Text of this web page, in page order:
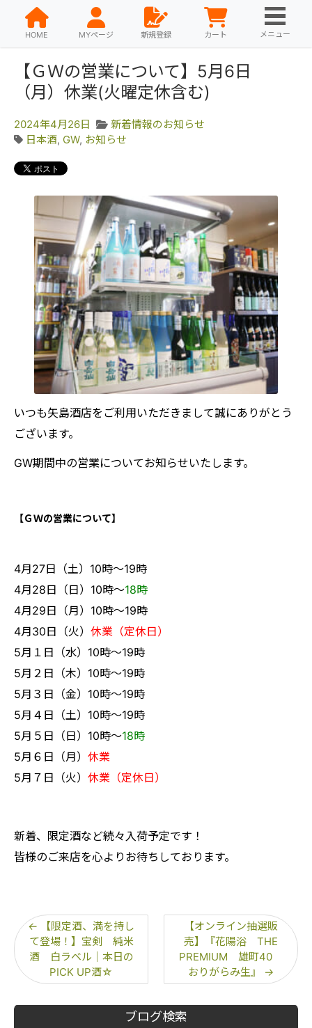
HOME MYページ 新規登録 カート メニュー
ブログ検索
【ＧＷの営業について】5月6日
（月）休業(火曜定休含む)
2024年4月26日
新着情報のお知らせ
日本酒, GW, お知らせ
いつも矢島酒店をご利用いただきまして誠にありがとう
ございます。
GW期間中の営業についてお知らせいたします。
【ＧＷの営業について】
4月27日（土）10時～19時
4月28日（日）10時〜18時
4月29日（月）10時～19時
4月30日（火） 休業（定休日）
5月１日（水）10時～19時
5月２日（木）10時～19時
5月３日（金）10時～19時
5月４日（土）10時～19時
5月５日（日）10時〜18時
5月６日（月） 休業
5月７日（火） 休業（定休日）
新着、限定酒など続々入荷予定です！
皆様のご来店を心よりお待ちしております。
← 【限定酒、満を持し
て登場！】宝剣 純米
酒 白ラベル｜本日の
PICK UP酒☆
【オンライン抽選販
売】『花陽浴 THE
PREMIUM 雄町40
おりがらみ生』
→